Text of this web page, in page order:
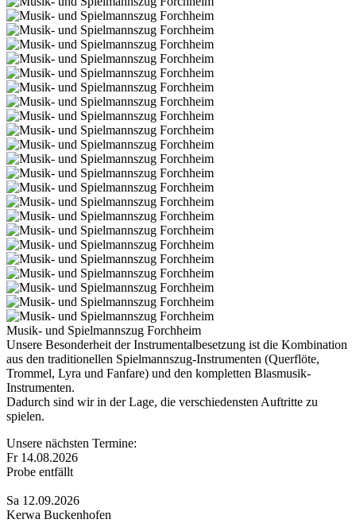
Musik- und Spielmannszug Forchheim
Unsere Besonderheit der Instrumentalbesetzung ist die Kombination
aus den traditionellen Spielmannszug-Instrumenten (Querflöte,
Trommel, Lyra und Fanfare) und den kompletten Blasmusik-
Instrumenten.
Dadurch sind wir in der Lage, die verschiedensten Auftritte zu
spielen.
Unsere nächsten Termine:
Fr 14.08.2026
Probe entfällt
Sa 12.09.2026
Kerwa Buckenhofen